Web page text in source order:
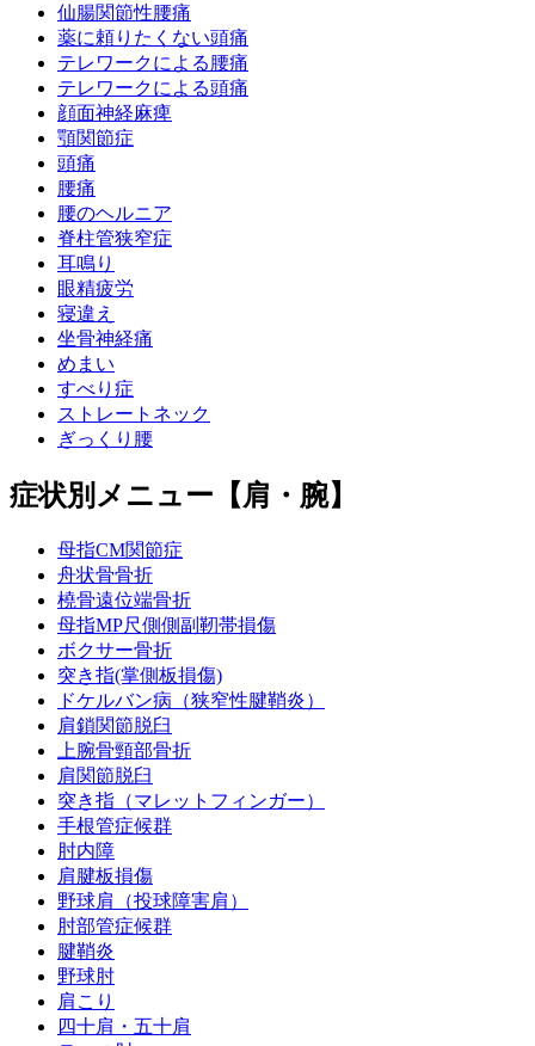
仙腸関節性腰痛
薬に頼りたくない頭痛
テレワークによる腰痛
テレワークによる頭痛
顔面神経麻痺
顎関節症
頭痛
腰痛
腰のヘルニア
脊柱管狭窄症
耳鳴り
眼精疲労
寝違え
坐骨神経痛
めまい
すべり症
ストレートネック
ぎっくり腰
症状別メニュー【肩・腕】
母指CM関節症
舟状骨骨折
橈骨遠位端骨折
母指MP尺側側副靭帯損傷
ボクサー骨折
突き指(掌側板損傷)
ドケルバン病（狭窄性腱鞘炎）
肩鎖関節脱臼
上腕骨頸部骨折
肩関節脱臼
突き指（マレットフィンガー）
手根管症候群
肘内障
肩腱板損傷
野球肩（投球障害肩）
肘部管症候群
腱鞘炎
野球肘
肩こり
四十肩・五十肩